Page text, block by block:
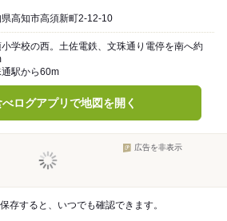
高知市高須新町2-12-10
学校の西。土佐電鉄、文珠通り電停を南へ約
駅から60m
べログアプリで地図を開く
広告を非表示
存すると、いつでも確認できます。